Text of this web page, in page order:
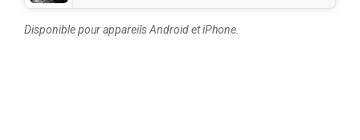
Disponible pour appareils Android et iPhone.